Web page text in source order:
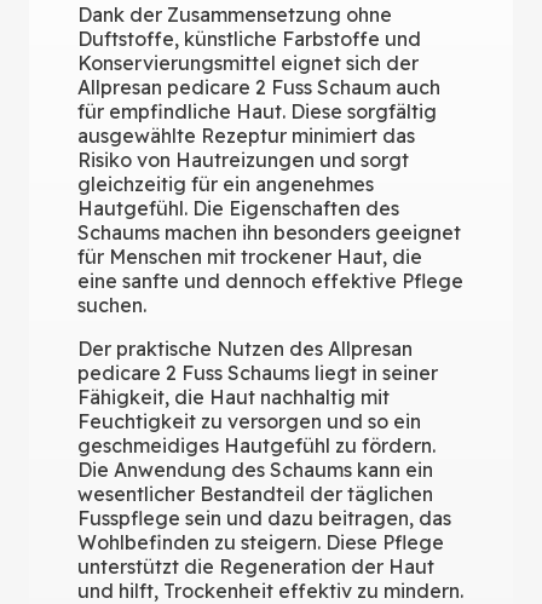
Dank der Zusammensetzung ohne
Duftstoffe, künstliche Farbstoffe und
Konservierungsmittel eignet sich der
Allpresan pedicare 2 Fuss Schaum auch
für empfindliche Haut. Diese sorgfältig
ausgewählte Rezeptur minimiert das
Risiko von Hautreizungen und sorgt
gleichzeitig für ein angenehmes
Hautgefühl. Die Eigenschaften des
Schaums machen ihn besonders geeignet
für Menschen mit trockener Haut, die
eine sanfte und dennoch effektive Pflege
suchen.
Der praktische Nutzen des Allpresan
pedicare 2 Fuss Schaums liegt in seiner
Fähigkeit, die Haut nachhaltig mit
Feuchtigkeit zu versorgen und so ein
geschmeidiges Hautgefühl zu fördern.
Die Anwendung des Schaums kann ein
wesentlicher Bestandteil der täglichen
Fusspflege sein und dazu beitragen, das
Wohlbefinden zu steigern. Diese Pflege
unterstützt die Regeneration der Haut
und hilft, Trockenheit effektiv zu mindern.